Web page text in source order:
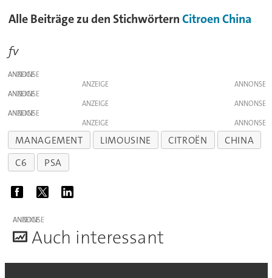
Alle Beiträge zu den StichwörternCitroenChina
fv
ANZEIGE
ANZEIGE
ANZEIGE
ANZEIGE
ANZEIGE
ANZEIGE
MANAGEMENT LIMOUSINE CITROËN
CHINA
C6
PSA
ANZEIGE
Auch interessant